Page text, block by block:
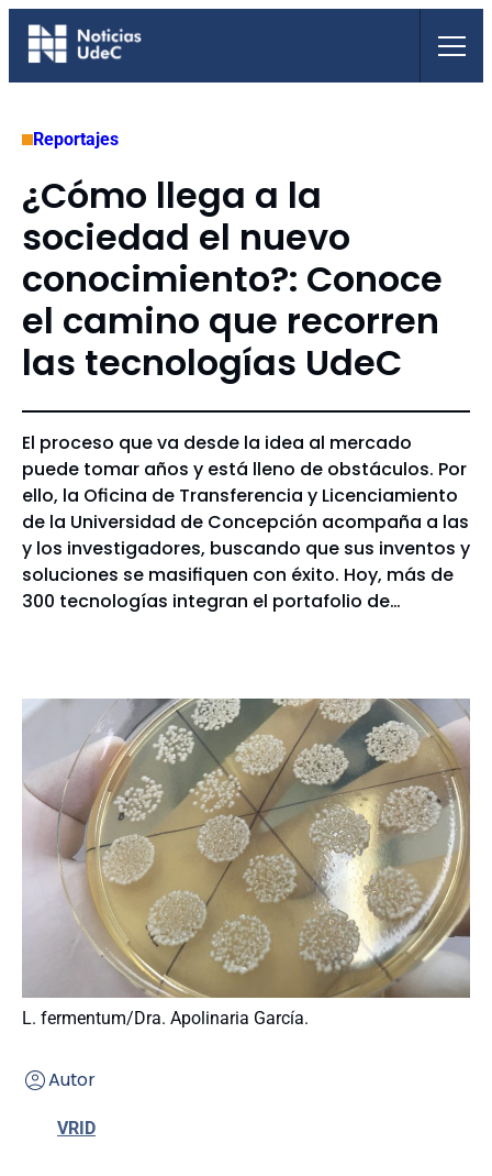
Saltar
Reportajes
¿Cómo llega a la
sociedad el nuevo
conocimiento?: Conoce
el camino que recorren
las tecnologías UdeC
El proceso que va desde la idea al mercado
puede tomar años y está lleno de obstáculos. Por
ello, la Oficina de Transferencia y Licenciamiento
de la Universidad de Concepción acompaña a las
y los investigadores, buscando que sus inventos y
soluciones se masifiquen con éxito. Hoy, más de
300 tecnologías integran el portafolio de…
L. fermentum/Dra. Apolinaria García.
Autor
VRID